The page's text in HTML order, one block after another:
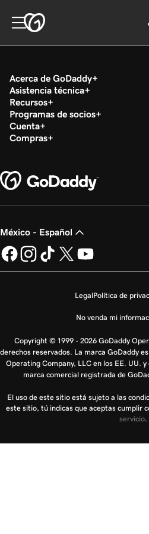
Acerca de GoDaddy
Asistencia técnica
Recursos
Programas de socios
Cuenta
Compras
México - Español
LegalPolítica de
No venda mi
Copyright © 1999 - 2026 GoDaddy
derechos reservados. La marca GoDaddy
Operating Company, LLC en los EE. UU.
marca comercial registrada de
El uso de este sitio está sujeto a las
este sitio, tú indicas que aceptas cumplir
servicio.